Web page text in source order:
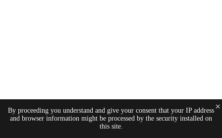
By proceeding you understand and give your consent that your IP address
and browser information might be processed by the security installed on
this site.
×